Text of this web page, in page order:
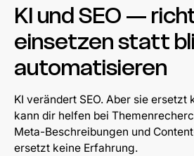
KI und SEO —
einsetzen statt
automatisieren
KI verändert SEO. Aber sie ersetzt
kann dir helfen bei
Meta-Beschreibungen und
ersetzt keine Erfahrung.